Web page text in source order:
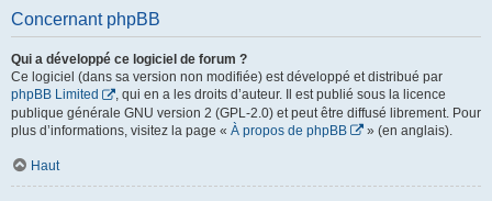
Concernant phpBB
Qui a développé ce logiciel de forum ?
Ce logiciel (dans sa version non modifiée) est développé et distribué par
phpBB Limited
, qui en a les droits d’auteur. Il est publié sous la licence
publique générale GNU version 2 (GPL-2.0) et peut être diffusé librement. Pour
plus d’informations, visitez la page « À propos de phpBB » (en anglais).
Haut